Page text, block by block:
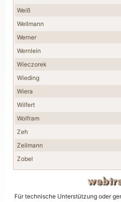
Weiß
Wellmann
Werner
Wernlein
Wieczorek
Wieding
Wiera
Wilfert
Wolfram
Zeh
Zeilmann
Zobel
Für technische Unterstützung oder